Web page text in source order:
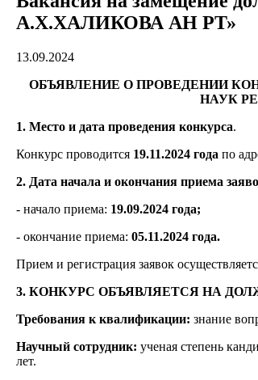
А.Х.ХАЛИКОВА АН РТ»
13.09.2024
ОБЪЯВЛЕНИЕ О ПРОВЕДЕНИИ
НАУК
1. Место и дата проведения конкурса.
Конкурс проводится 19.11.2024 года по
2. Дата начала и окончания приема
- начало приема: 19.09.2024 года;
- окончание приема: 05.11.2024 года.
Прием и регистрация заявок
3. КОНКУРС ОБЪЯВЛЯЕТСЯ НА
Требования к квалификации: знание
Научный сотрудник: ученая степень
лет.